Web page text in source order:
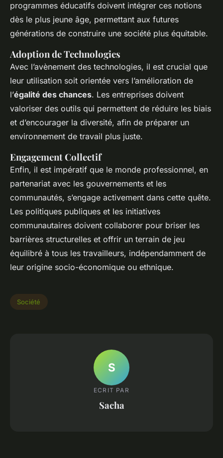
programmes éducatifs doivent intégrer ces notions
dès le plus jeune âge, permettant aux futures
générations de construire une société plus équitable.
Adoption de Technologies
Avec l’avènement des technologies, il est crucial que
leur utilisation soit orientée vers l’amélioration de
l’égalité des chances. Les entreprises doivent
valoriser des outils qui permettent de réduire les biais
et d’encourager la diversité, afin de préparer un
environnement de travail plus juste.
Engagement Collectif
Enfin, il est impératif que le monde professionnel, en
partenariat avec les gouvernements et les
communautés, s’engage activement dans cette quête.
Les politiques publiques et les initiatives
communautaires doivent collaborer pour briser les
barrières structurelles et offrir un terrain de jeu
équilibré à tous les travailleurs, indépendamment de
leur origine socio-économique ou ethnique.
Société
S
ECRIT PAR
Sacha